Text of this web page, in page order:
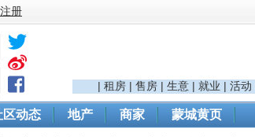
册
| 租房 | 售房 | 生意 | 就业 | 活动
区动态 地产 商家 蒙城黄页